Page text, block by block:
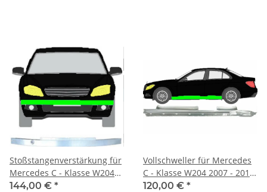
Stoßstangenverstärkung für
Mercedes C - Klasse W204
2007 - 2014 rechts
144,00 € *
Vollschweller für Mercedes
C - Klasse W204 2007 - 2014
links
120,00 € *